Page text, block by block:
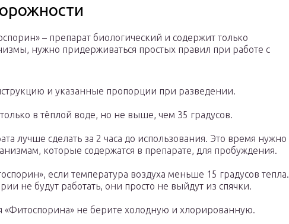
– препарат биологический и содержит только
нужно придерживаться простых правил при работе с
и указанные пропорции при разведении.
в тёплой воде, но не выше, чем 35 градусов.
лучше сделать за 2 часа до использования. Это время нужно
которые содержатся в препарате, для пробуждения.
если температура воздуха меньше 15 градусов тепла.
не будут работать, они просто не выйдут из спячки.
«Фитоспорина» не берите холодную и хлорированную.